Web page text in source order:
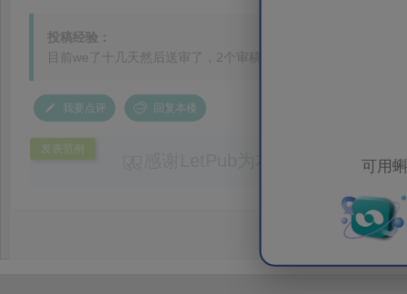
可用
投稿经验：
目前we了十几天然后送审了，2个审稿人，一个人接受，这种
我要点评 回复本楼
发表范例
感谢LetPub为本论文提供专业
效应及界面电荷传输等研究内容，
论述逻辑进行了系统梳理，使研究
析及机理讨论之间的关系更加清晰